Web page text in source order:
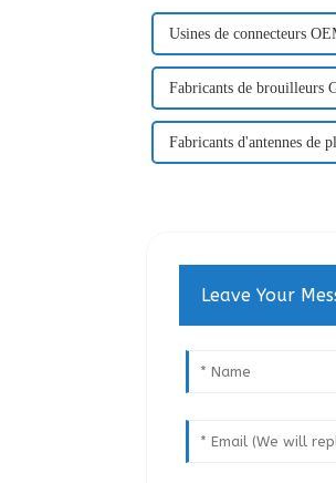
Usines de connecteurs
Fabricants de brouilleurs
Fabricants d'antennes de
Leave Your